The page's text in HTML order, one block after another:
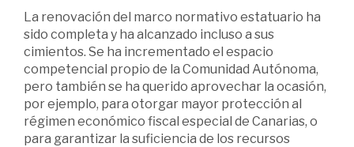
La renovación del marco normativo estatuario ha
sido completa y ha alcanzado incluso a sus
cimientos. Se ha incrementado el espacio
competencial propio de la Comunidad Autónoma,
pero también se ha querido aprovechar la ocasión,
por ejemplo, para otorgar mayor protección al
régimen económico fiscal especial de Canarias, o
para garantizar la suficiencia de los recursos